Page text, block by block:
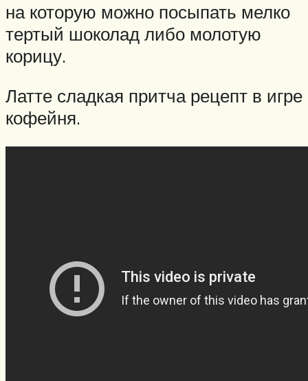
на которую можно посыпать мелко
тертый шоколад либо молотую
корицу.
Латте сладкая притча рецепт в игре
кофейня.